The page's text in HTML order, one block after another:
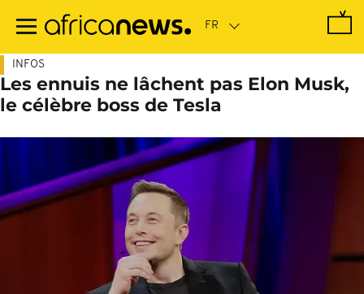
contenu
INFOS
Les ennuis ne lâchent pas Elon Musk,
le célèbre boss de Tesla